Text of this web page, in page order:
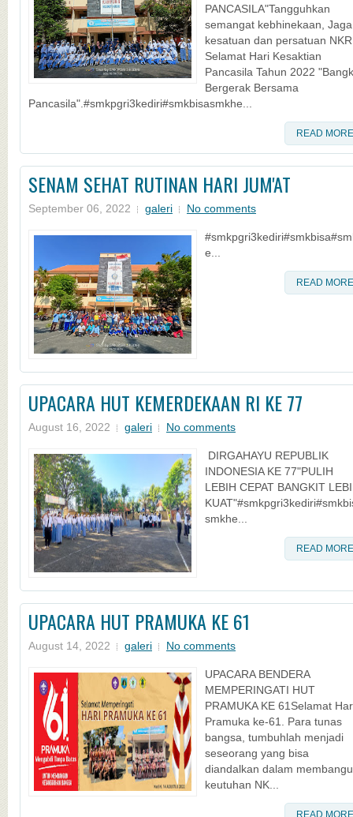
PANCASILA"Tangguhkan
semangat kebhinekaan, Jaga
kesatuan dan persatuan
Selamat Hari Kesaktian
Pancasila Tahun 2022
Bergerak Bersama
Pancasila".#smkpgri3kediri#smkbisasmkhe...
READ MORE
SENAM SEHAT RUTINAN HARI JUM'AT
September 06, 2022 galeri No comments
e...
READ MORE
UPACARA HUT KEMERDEKAAN RI KE 77
August 16, 2022 galeri No comments
DIRGAHAYU REPUBLIK
INDONESIA KE 77"PULIH
LEBIH CEPAT BANGKIT
smkhe...
READ MORE
UPACARA HUT PRAMUKA KE 61
August 14, 2022 galeri No comments
UPACARA BENDERA
MEMPERINGATI HUT
PRAMUKA KE 61Selamat
Pramuka ke-61. Para tunas
bangsa, tumbuhlah menjadi
seseorang yang bisa
diandalkan dalam
keutuhan NK...
READ MORE